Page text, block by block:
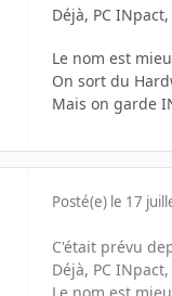
Déjà, PC
Le nom est
On sort du
Mais on garde
Posté(e) le 17
C'était prévu
Déjà, PC